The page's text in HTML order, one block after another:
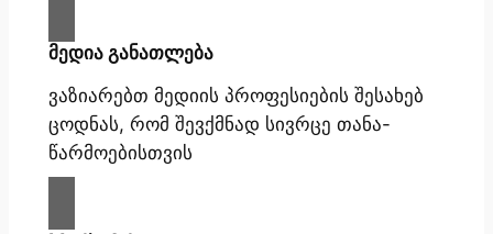
მედია განათლება
ვაზიარებთ მედიის პროფესიების შესახებ
ცოდნას, რომ შევქმნად სივრცე თანა-
წარმოებისთვის